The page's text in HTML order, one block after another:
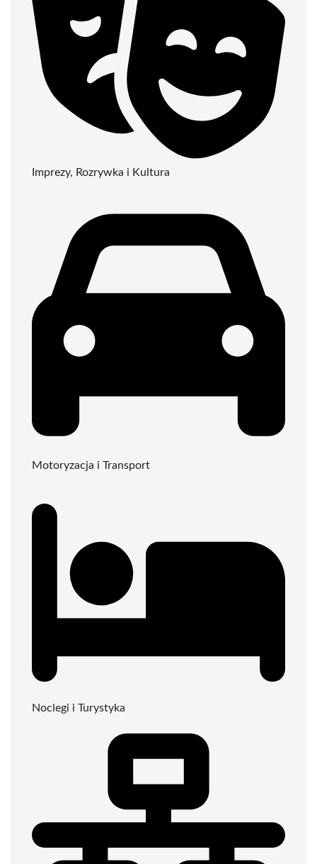
Imprezy, Rozrywka i Kultura
Motoryzacja i Transport
Noclegi i Turystyka